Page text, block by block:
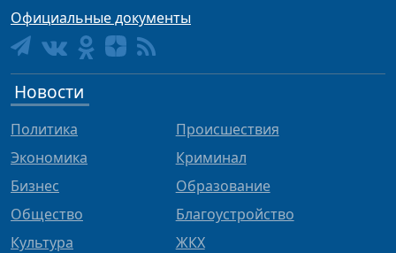
Официальные документы
Новости
Политика
Экономика
Бизнес
Общество
Культура
Происшествия
Криминал
Образование
Благоустройство
ЖКХ